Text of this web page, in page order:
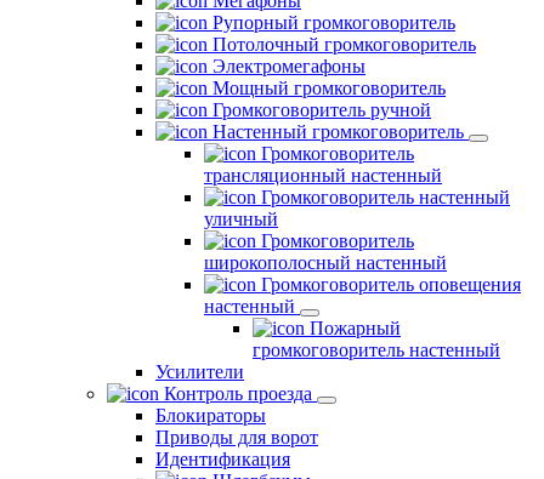
Рупорный громкоговоритель
Потолочный громкоговоритель
Электромегафоны
Мощный громкоговоритель
Громкоговоритель ручной
Настенный громкоговоритель
Громкоговоритель
трансляционный настенный
Громкоговоритель настенный
уличный
Громкоговоритель
широкополосный настенный
Громкоговоритель оповещения
настенный
Пожарный
громкоговоритель настенный
Усилители
Контроль проезда
Блокираторы
Приводы для ворот
Идентификация